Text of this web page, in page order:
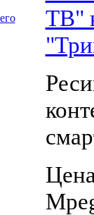
ТВ"